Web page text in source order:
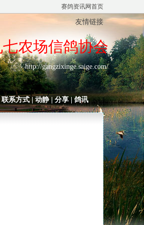
赛鸽资讯网首页
友情链接
农场信鸽协会
http://gangzixinge.saige.com/
联系方式 动静| 分享|鸽讯